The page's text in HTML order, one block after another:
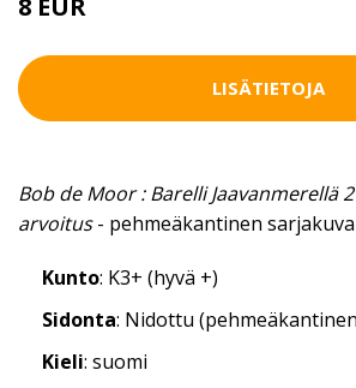
8 EUR
LISÄTIETOJA
Bob de Moor : Barelli Jaavanmerellä
arvoitus- pehmeäkantinen
Kunto: K3+ (hyvä +)
Sidonta: Nidottu
Kieli: suomi